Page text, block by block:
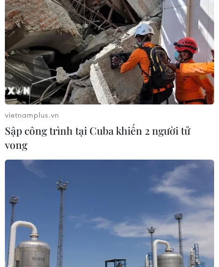
vietnamplus.vn
Sập công trình tại Cuba khiến 2 người tử
vong